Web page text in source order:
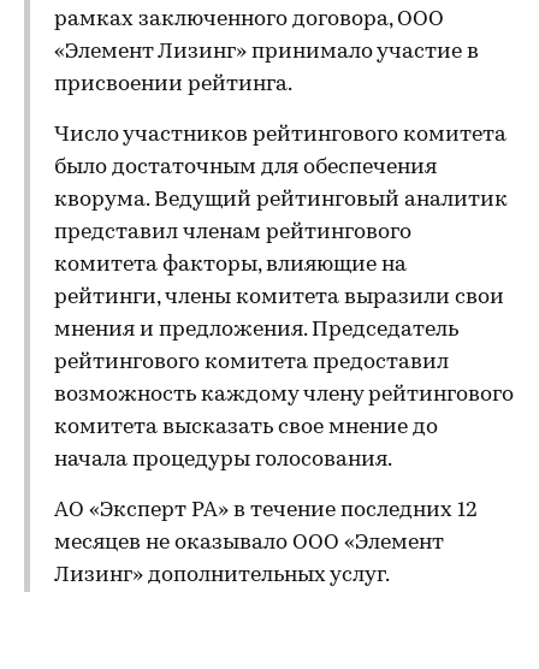
рамках заключенного договора, ООО
«Элемент Лизинг» принимало участие в
присвоении рейтинга.
Число участников рейтингового комитета
было достаточным для обеспечения
кворума. Ведущий рейтинговый аналитик
представил членам рейтингового
комитета факторы, влияющие на
рейтинги, члены комитета выразили свои
мнения и предложения. Председатель
рейтингового комитета предоставил
возможность каждому члену рейтингового
комитета высказать свое мнение до
начала процедуры голосования.
АО «Эксперт РА» в течение последних 12
месяцев не оказывало ООО «Элемент
Лизинг» дополнительных услуг.